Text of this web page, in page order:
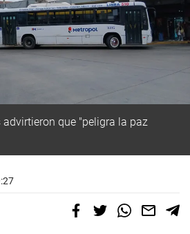
advirtieron que "peligra la paz